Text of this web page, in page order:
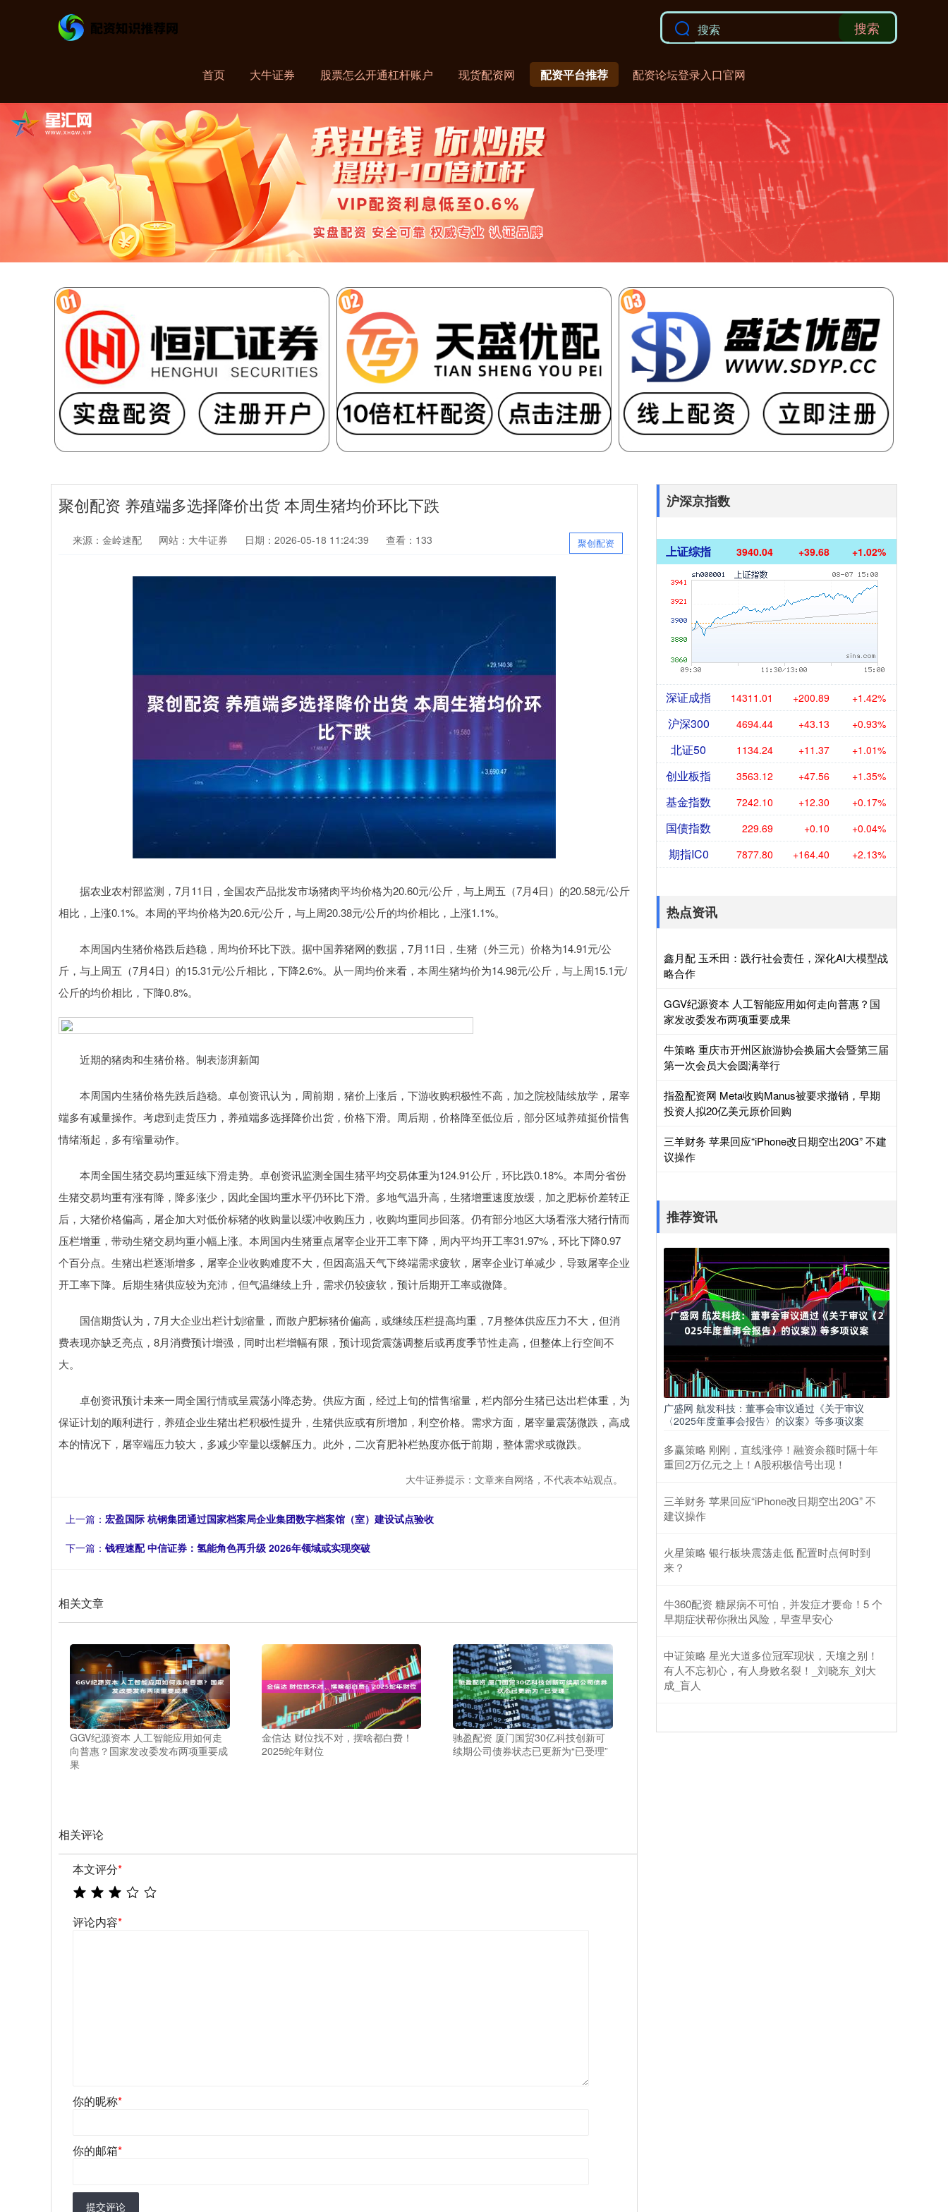
搜索
首页 大牛证券 股票怎么开通杠杆账户 现货配资网 配资平台推荐 配资论坛登录入口官网
聚创配资 养殖端多选择降价出货 本周生猪均价环比下跌
聚创配资
来源：金岭速配 网站：大牛证券 日期：2026-05-18 11:24:39 查看：133
据农业农村部监测，7月11日，全国农产品批发市场猪肉平均价格为20.60元/公斤，与上周五（7月4日）的20.58元/公斤
相比，上涨0.1%。本周的平均价格为20.6元/公斤，与上周20.38元/公斤的均价相比，上涨1.1%。
本周国内生猪价格跌后趋稳，周均价环比下跌。据中国养猪网的数据，7月11日，生猪（外三元）价格为14.91元/公
斤，与上周五（7月4日）的15.31元/公斤相比，下降2.6%。从一周均价来看，本周生猪均价为14.98元/公斤，与上周15.1元/
公斤的均价相比，下降0.8%。
近期的猪肉和生猪价格。制表澎湃新闻
本周国内生猪价格先跌后趋稳。卓创资讯认为，周前期，猪价上涨后，下游收购积极性不高，加之院校陆续放学，屠宰
端多有减量操作。考虑到走货压力，养殖端多选择降价出货，价格下滑。周后期，价格降至低位后，部分区域养殖挺价惜售
情绪渐起，多有缩量动作。
本周全国生猪交易均重延续下滑走势。卓创资讯监测全国生猪平均交易体重为124.91公斤，环比跌0.18%。本周分省份
生猪交易均重有涨有降，降多涨少，因此全国均重水平仍环比下滑。多地气温升高，生猪增重速度放缓，加之肥标价差转正
后，大猪价格偏高，屠企加大对低价标猪的收购量以缓冲收购压力，收购均重同步回落。仍有部分地区大场看涨大猪行情而
压栏增重，带动生猪交易均重小幅上涨。本周国内生猪重点屠宰企业开工率下降，周内平均开工率31.97%，环比下降0.97
个百分点。生猪出栏逐渐增多，屠宰企业收购难度不大，但因高温天气下终端需求疲软，屠宰企业订单减少，导致屠宰企业
开工率下降。后期生猪供应较为充沛，但气温继续上升，需求仍较疲软，预计后期开工率或微降。
国信期货认为，7月大企业出栏计划缩量，而散户肥标猪价偏高，或继续压栏提高均重，7月整体供应压力不大，但消
费表现亦缺乏亮点，8月消费预计增强，同时出栏增幅有限，预计现货震荡调整后或再度季节性走高，但整体上行空间不
大。
卓创资讯预计未来一周全国行情或呈震荡小降态势。供应方面，经过上旬的惜售缩量，栏内部分生猪已达出栏体重，为
保证计划的顺利进行，养殖企业生猪出栏积极性提升，生猪供应或有所增加，利空价格。需求方面，屠宰量震荡微跌，高成
本的情况下，屠宰端压力较大，多减少宰量以缓解压力。此外，二次育肥补栏热度亦低于前期，整体需求或微跌。
大牛证券提示：文章来自网络，不代表本站观点。
上一篇： 宏盈国际 杭钢集团通过国家档案局企业集团数字档案馆（室）建设试点验收
下一篇： 钱程速配 中信证券：氢能角色再升级 2026年领域或实现突破
相关文章
GGV纪源资本 人工智能应用如何走
向普惠？国家发改委发布两项重要成
果
金信达 财位找不对，摆啥都白费！
2025蛇年财位
驰盈配资 厦门国贸30亿科技创新可
续期公司债券状态已更新为“已受理”
相关评论
本文评分*
评论内容*
你的昵称*
你的邮箱*
提交评论
沪深京指数
上证综指 3940.04 +39.68 +1.02%
深证成指 14311.01 +200.89 +1.42%
沪深300 4694.44 +43.13 +0.93%
北证50 1134.24 +11.37 +1.01%
创业板指 3563.12 +47.56 +1.35%
基金指数 7242.10 +12.30 +0.17%
国债指数 229.69 +0.10 +0.04%
期指IC0 7877.80 +164.40 +2.13%
热点资讯
鑫月配 玉禾田：践行社会责任，深化AI大模型战
略合作
GGV纪源资本 人工智能应用如何走向普惠？国
家发改委发布两项重要成果
牛策略 重庆市开州区旅游协会换届大会暨第三届
第一次会员大会圆满举行
指盈配资网 Meta收购Manus被要求撤销，早期
投资人拟20亿美元原价回购
三羊财务 苹果回应“iPhone改日期空出20G” 不建
议操作
推荐资讯
广盛网 航发科技：董事会审议通过《关于审议
〈2025年度董事会报告〉的议案》等多项议案
多赢策略 刚刚，直线涨停！融资余额时隔十年
重回2万亿元之上！A股积极信号出现！
三羊财务 苹果回应“iPhone改日期空出20G” 不
建议操作
火星策略 银行板块震荡走低 配置时点何时到
来？
牛360配资 糖尿病不可怕，并发症才要命！5 个
早期症状帮你揪出风险，早查早安心
中证策略 星光大道多位冠军现状，天壤之别！
有人不忘初心，有人身败名裂！_刘晓东_刘大
成_盲人